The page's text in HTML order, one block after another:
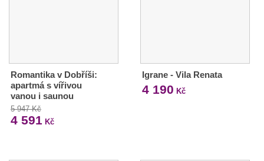
Romantika v Dobříši:
apartmá s vířivou
vanou i saunou
5 947 Kč
4 591 Kč
Igrane - Vila Renata
4 190 Kč